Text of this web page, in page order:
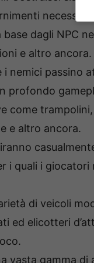
necessari
base dagli NPC
e altro
i nemici passino
profondo
come
e altro ancora.
i quali i giocatori
di veicoli
ed elicotteri
vasta gamma